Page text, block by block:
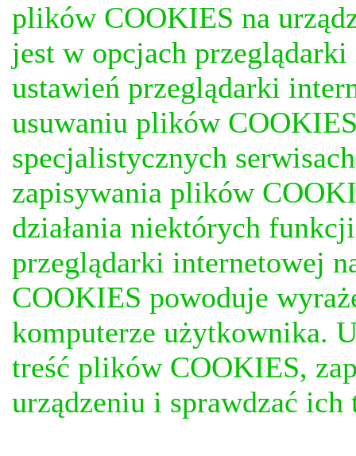
plików COOKIES na
jest w opcjach
ustawień przeglądarki
usuwaniu plików
specjalistycznych
zapisywania plików
działania niektórych
przeglądarki internetowej
COOKIES powoduje
komputerze użytkownika.
treść plików COOKIES,
urządzeniu i sprawdzać ich